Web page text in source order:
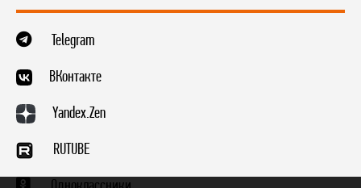
Telegram
ВКонтакте
Yandex.Zen
RUTUBE